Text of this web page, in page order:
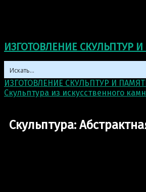
ИЗГОТОВЛЕНИЕ СКУЛЬПТУР
ИЗГОТОВЛЕНИЕ СКУЛЬПТУР И
Скульптура из искусственного
Скульптура: